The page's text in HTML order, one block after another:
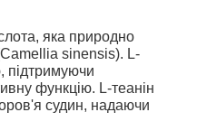
яка природно
sinensis). L-
підтримуючи
функцію. L-теанін
судин, надаючи